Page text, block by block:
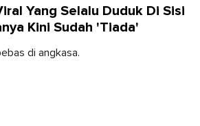
Yang Selalu Duduk Di Sisi
Kini Sudah 'Tiada'
di angkasa.